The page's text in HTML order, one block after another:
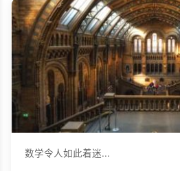
数学令人如此着迷...